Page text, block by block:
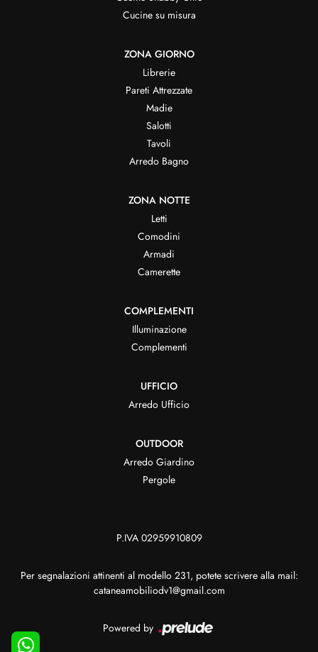
Cucine su misura
ZONA GIORNO
Librerie
Pareti Attrezzate
Madie
Salotti
Tavoli
Arredo Bagno
ZONA NOTTE
Letti
Comodini
Armadi
Camerette
COMPLEMENTI
Illuminazione
Complementi
UFFICIO
Arredo Ufficio
OUTDOOR
Arredo Giardino
Pergole
P.IVA 02959910809
Per segnalazioni attinenti al modello 231, potete scrivere alla mail:
cataneamobiliodv1@gmail.com
Powered by